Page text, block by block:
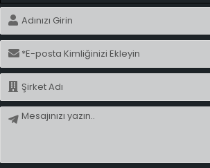
İsim
E-
posta
İsim
Mesaj